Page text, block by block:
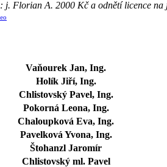
j. Florian A. 2000 Kč a odnětí licence
Vaňourek Jan, Ing.
Holík Jiří, Ing.
Chlistovský Pavel, Ing.
Pokorná Leona, Ing.
Chaloupková Eva, Ing.
Pavelková Yvona, Ing.
Štohanzl Jaromír
Chlistovský ml. Pavel